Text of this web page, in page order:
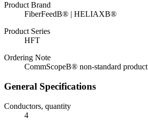
Product Brand
FiberFeedВ® | HELIAXВ®
Product Series
HFT
Ordering Note
CommScopeВ® non-standard product
General Specifications
Conductors, quantity
4